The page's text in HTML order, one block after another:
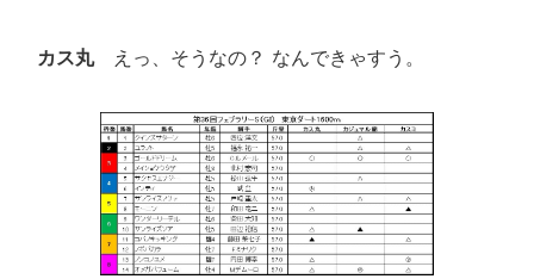
カス丸えっ、そうなの？ なんできゃすう。